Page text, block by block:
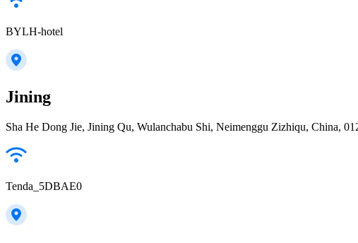
BYLH-hotel
Jining
Sha He Dong Jie, Jining Qu, Wulanchabu Shi, Neimenggu Zizhiqu, China,
Tenda_5DBAE0